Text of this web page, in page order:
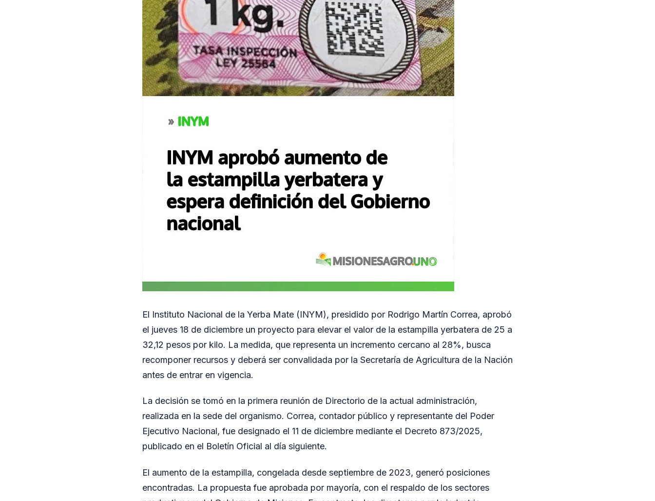
El Instituto Nacional de la Yerba Mate (INYM), presidido por Rodrigo Martín Correa, aprobó
el jueves 18 de diciembre un proyecto para elevar el valor de la estampilla yerbatera de 25 a
32,12 pesos por kilo. La medida, que representa un incremento cercano al 28%, busca
recomponer recursos y deberá ser convalidada por la Secretaría de Agricultura de la Nación
antes de entrar en vigencia.
La decisión se tomó en la primera reunión de Directorio de la actual administración,
realizada en la sede del organismo. Correa, contador público y representante del Poder
Ejecutivo Nacional, fue designado el 11 de diciembre mediante el Decreto 873/2025,
publicado en el Boletín Oficial al día siguiente.
El aumento de la estampilla, congelada desde septiembre de 2023, generó posiciones
encontradas. La propuesta fue aprobada por mayoría, con el respaldo de los sectores